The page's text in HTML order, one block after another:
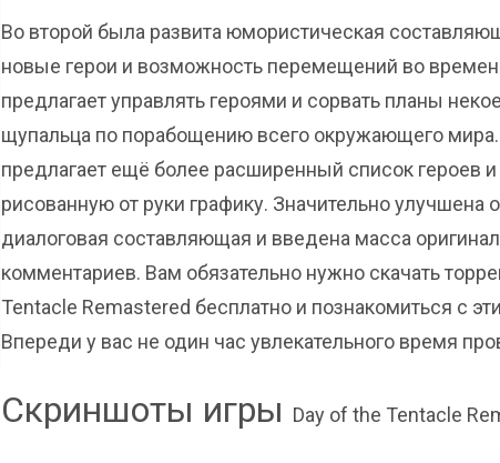
Во второй была развита юмористическая
новые герои и возможность перемещений во
предлагает управлять героями и сорвать планы
щупальца по порабощению всего окружающего мира.
предлагает ещё более расширенный список героев
рисованную от руки графику. Значительно улучшена
диалоговая составляющая и введена масса
комментариев. Вам обязательно нужно скачать
Tentacle Remastered бесплатно и познакомиться с
Впереди у вас не один час увлекательного время
Скриншоты игры Day of the Tentacle